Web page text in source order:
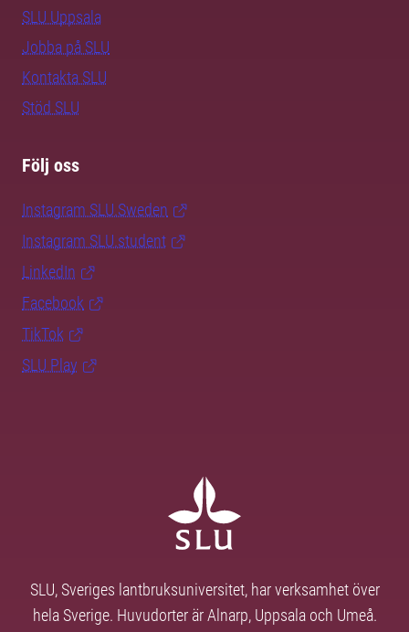
SLU Uppsala
Jobba på SLU
Kontakta SLU
Stöd SLU
Följ oss
Instagram SLU.Sweden
Instagram SLU.student
LinkedIn
Facebook
TikTok
SLU Play
SLU, Sveriges lantbruksuniversitet, har verksamhet över
hela Sverige. Huvudorter är Alnarp, Uppsala och Umeå.